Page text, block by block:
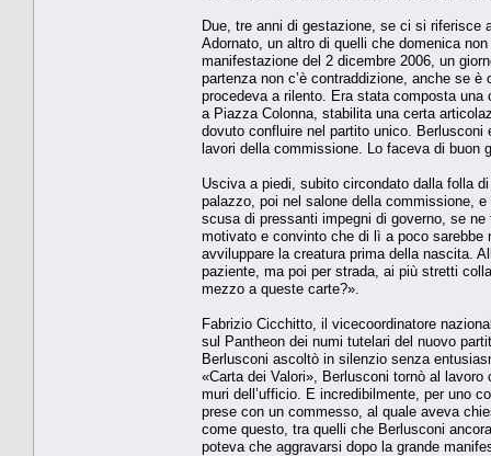
Due, tre anni di gestazione, se ci si riferisce
Adornato, un altro di quelli che domenica
manifestazione del 2 dicembre 2006, un
partenza non c’è contraddizione, anche se
procedeva a rilento. Era stata composta
a Piazza Colonna, stabilita una certa
dovuto confluire nel partito unico.
lavori della commissione. Lo faceva di buon
Usciva a piedi, subito circondato dalla folla
palazzo, poi nel salone della commissione,
scusa di pressanti impegni di governo, se
motivato e convinto che di lì a poco
avviluppare la creatura prima della nascita.
paziente, ma poi per strada, ai più stretti
mezzo a queste carte?».
Fabrizio Cicchitto, il vicecoordinatore
sul Pantheon dei numi tutelari del nuovo
Berlusconi ascoltò in silenzio senza
«Carta dei Valori», Berlusconi tornò al
muri dell’ufficio. E incredibilmente, per uno
prese con un commesso, al quale aveva
come questo, tra quelli che Berlusconi
poteva che aggravarsi dopo la grande